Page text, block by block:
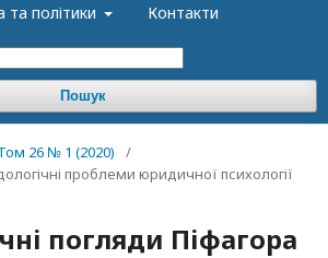
та політики Контакти
Пошук
26 № 1 (2020)
/
проблеми юридичної психології
погляди Піфагора